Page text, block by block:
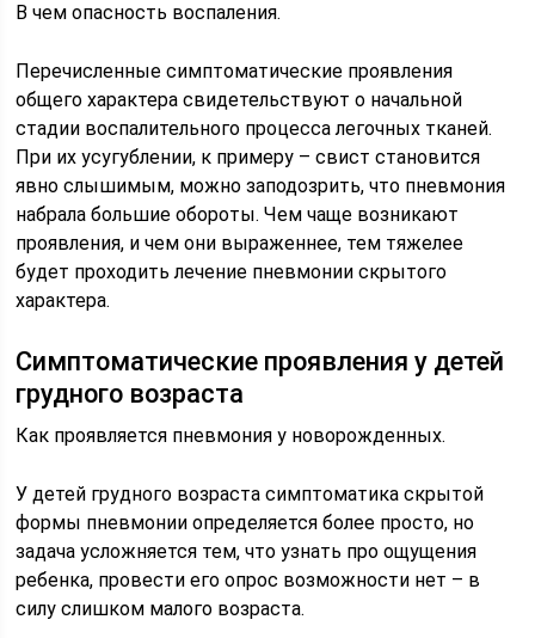
В чем опасность воспаления.
Перечисленные симптоматические проявления
общего характера свидетельствуют о начальной
стадии воспалительного процесса легочных тканей.
При их усугублении, к примеру – свист становится
явно слышимым, можно заподозрить, что пневмония
набрала большие обороты. Чем чаще возникают
проявления, и чем они выраженнее, тем тяжелее
будет проходить лечение пневмонии скрытого
характера.
Симптоматические проявления у детей
грудного возраста
Как проявляется пневмония у новорожденных.
У детей грудного возраста симптоматика скрытой
формы пневмонии определяется более просто, но
задача усложняется тем, что узнать про ощущения
ребенка, провести его опрос возможности нет – в
силу слишком малого возраста.